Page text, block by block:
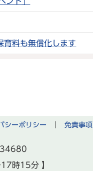
育料も無償化します
シーポリシー 免責事項
時15分 】